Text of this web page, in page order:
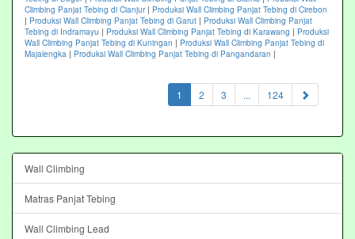
Climbing Panjat Tebing di Cianjur| Produksi Wall Climbing Panjat Tebing di Cirebon
| Produksi Wall Climbing Panjat Tebing di Garut | Produksi Wall Climbing Panjat
Tebing di Indramayu | Produksi Wall Climbing Panjat Tebing di Karawang | Produksi
Wall Climbing Panjat Tebing di Kuningan | Produksi Wall Climbing Panjat Tebing di
Majalengka | Produksi Wall Climbing Panjat Tebing di Pangandaran |
1 (current)
2 3 ... 124
Wall Climbing
Matras Panjat Tebing
Wall Climbing Lead